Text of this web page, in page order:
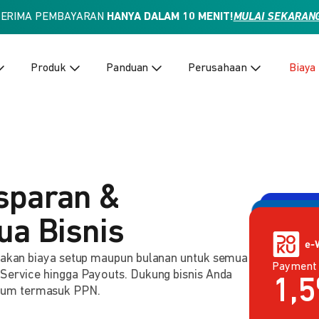
PEMBAYARAN HANYA DALAM 10 MENIT!MULAI
Produk Panduan Perusahaan Biaya
&
Bisnis
biaya setup maupun bulanan untuk semua
hingga Payouts. Dukung bisnis Anda
termasuk PPN.
Payment
Payment